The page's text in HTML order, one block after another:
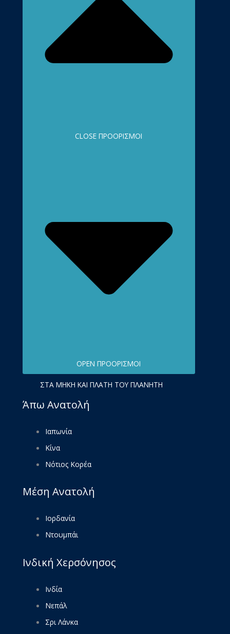
CLOSE ΠΡΟΟΡΙΣΜΟΊ
OPEN ΠΡΟΟΡΙΣΜΟΊ
ΣΤΑ ΜΉΚΗ ΚΑΙ ΠΛΆΤΗ ΤΟΥ ΠΛΑΝΉΤΗ
Άπω Ανατολή
Ιαπωνία
Κίνα
Νότιος Κορέα
Μέση Ανατολή
Ιορδανία
Ντουμπάι
Ινδική Χερσόνησος
Ινδία
Νεπάλ
Σρι Λάνκα